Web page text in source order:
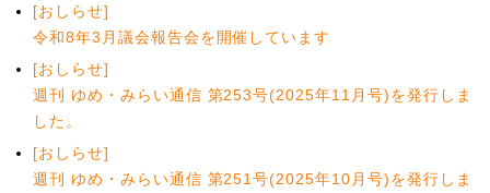
[おしらせ]
令和8年3月議会報告会を開催しています
[おしらせ]
週刊 ゆめ・みらい通信 第253号(2025年11月号)を発行しま
した。
[おしらせ]
週刊 ゆめ・みらい通信 第251号(2025年10月号)を発行しま